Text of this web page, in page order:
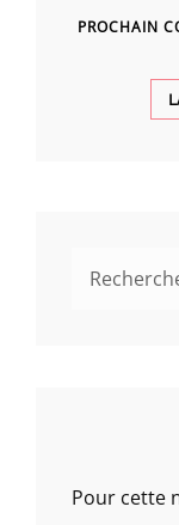
PROCHAIN
Pour cette